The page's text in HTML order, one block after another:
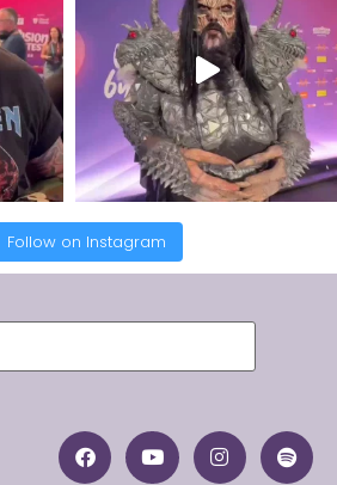
Follow on Instagram